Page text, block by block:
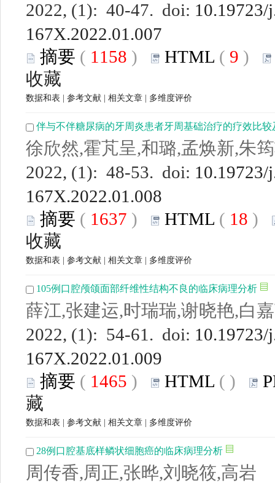
2022, (1): 40-47. doi: 10.19723/
167X.2022.01.007
摘要 ( 1158 ) HTML ( 9 )
收藏
数据和表 参考文献 相关文章 多维度评价
伴与不伴糖尿病的牙周炎患者牙周基础治疗的疗效比
徐欣然,霍芃呈,和璐,孟焕新,朱
2022, (1): 48-53. doi: 10.19723/
167X.2022.01.008
摘要 ( 1637 ) HTML ( 18 )
收藏
数据和表 参考文献 相关文章 多维度评价
105例口腔颅颌面部纤维性结构不良的临床病理分析
薛江,张建运,时瑞瑞,谢晓艳,白
2022, (1): 54-61. doi: 10.19723/
167X.2022.01.009
摘要 ( 1465 ) HTML ( )
藏
数据和表 参考文献 相关文章 多维度评价
28例口腔基底样鳞状细胞癌的临床病理分析
周传香,周正,张晔,刘晓筱,高岩